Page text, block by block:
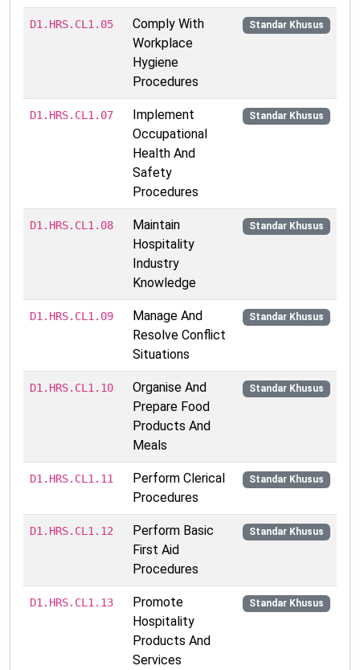
D1.HRS.CL1.05
Comply With
Workplace
Hygiene
Procedures
Standar Khusus
D1.HRS.CL1.07
Implement
Occupational
Health And
Safety
Procedures
Standar Khusus
D1.HRS.CL1.08
Maintain
Hospitality
Industry
Knowledge
Standar Khusus
D1.HRS.CL1.09
Manage And
Resolve Conflict
Situations
Standar Khusus
D1.HRS.CL1.10
Organise And
Prepare Food
Products And
Meals
Standar Khusus
D1.HRS.CL1.11
Perform Clerical
Procedures
Standar Khusus
D1.HRS.CL1.12
Perform Basic
First Aid
Procedures
Standar Khusus
D1.HRS.CL1.13
Promote
Hospitality
Products And
Services
Standar Khusus